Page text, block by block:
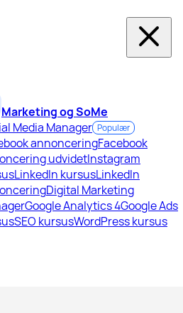
Marketing og SoMe
Media Manager Populær
annonceringFacebook
udvidetInstagram
LinkedIn kursusLinkedIn
Digital Marketing
Google Analytics 4Google Ads
SEO kursusWordPress kursus